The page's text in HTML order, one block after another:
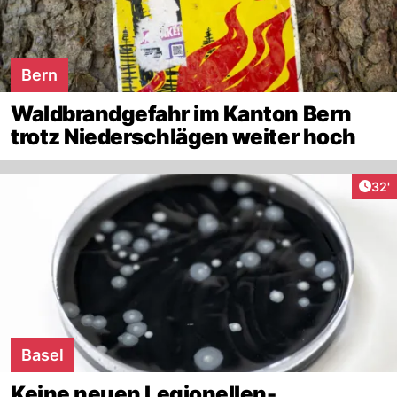
Bern
Waldbrandgefahr im Kanton Bern
trotz Niederschlägen weiter hoch
32'
Basel